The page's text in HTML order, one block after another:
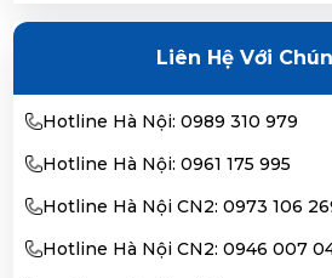
Liên Hệ Với
Hotline Hà Nội: 0989 310 979
Hotline Hà Nội: 0961 175 995
Hotline Hà Nội CN2: 0973 106
Hotline Hà Nội CN2: 0946 007